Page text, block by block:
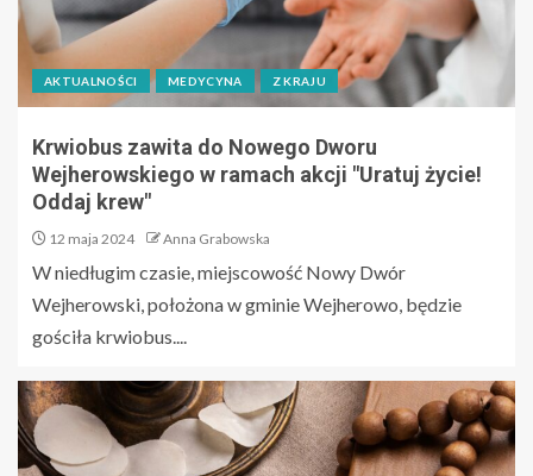
AKTUALNOŚCI MEDYCYNA Z KRAJU
Krwiobus zawita do Nowego Dworu
Wejherowskiego w ramach akcji "Uratuj życie!
Oddaj krew"
12 maja 2024 Anna Grabowska
W niedługim czasie, miejscowość Nowy Dwór
Wejherowski, położona w gminie Wejherowo, będzie
gościła krwiobus....